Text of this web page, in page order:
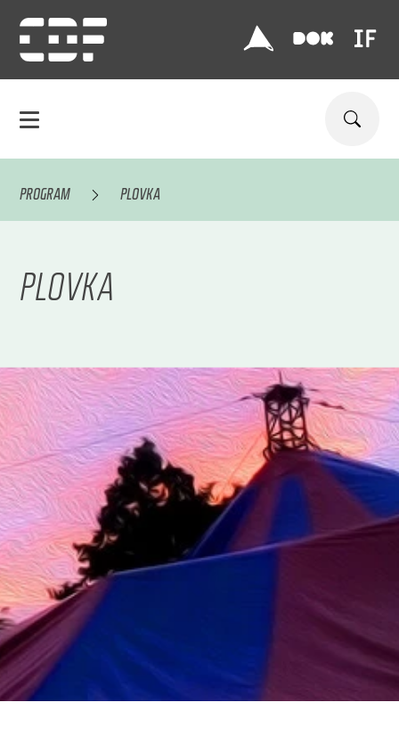
PROGRAM PLOVKA
PLOVKA